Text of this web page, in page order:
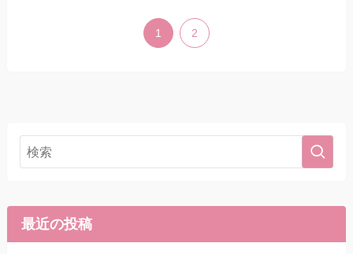
1 2
最近の投稿